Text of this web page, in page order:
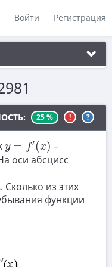
Войти Регистрация
25 % ! ?
y = f′(x)
y x)
–
оси абсцисс
. Сколько из этих
функции